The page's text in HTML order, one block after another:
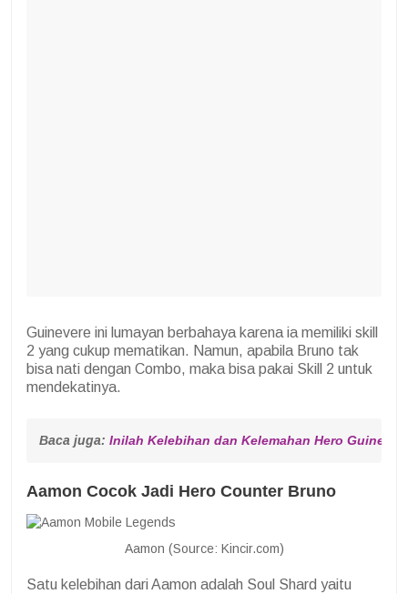
Guinevere ini lumayan berbahaya karena ia memiliki skill
2 yang cukup mematikan. Namun, apabila Bruno tak
bisa nati dengan Combo, maka bisa pakai Skill 2 untuk
mendekatinya.
Baca juga: Inilah Kelebihan dan Kelemahan Hero
Aamon Cocok Jadi Hero Counter Bruno
Aamon (Source: Kincir.com)
Satu kelebihan dari Aamon adalah Soul Shard yaitu